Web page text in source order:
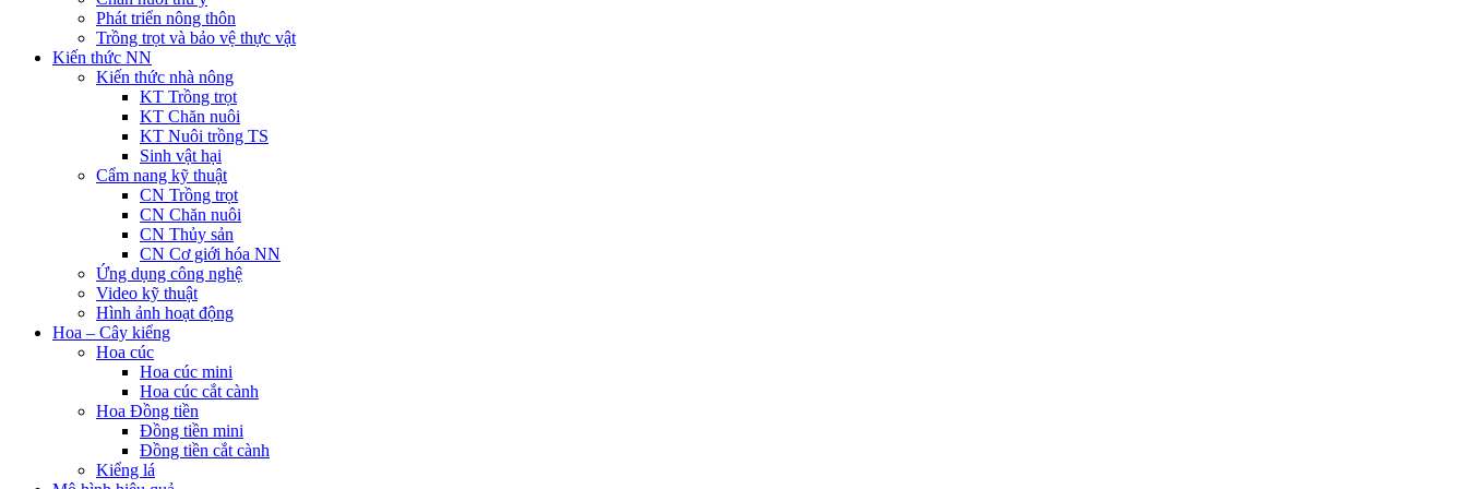
Phát triển nông thôn
Trồng trọt và bảo vệ thực vật
Kiến thức NN
Kiến thức nhà nông
KT Trồng trọt
KT Chăn nuôi
KT Nuôi trồng TS
Sinh vật hại
Cẩm nang kỹ thuật
CN Trồng trọt
CN Chăn nuôi
CN Thủy sản
CN Cơ giới hóa NN
Ứng dụng công nghệ
Video kỹ thuật
Hình ảnh hoạt động
Hoa – Cây kiểng
Hoa cúc
Hoa cúc mini
Hoa cúc cắt cành
Hoa Đồng tiền
Đồng tiền mini
Đồng tiền cắt cành
Kiểng lá